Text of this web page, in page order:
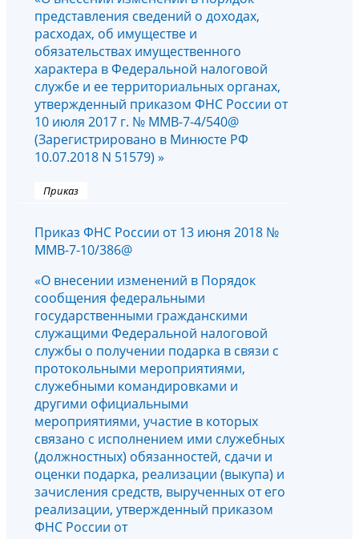
представления сведений о доходах,
расходах, об имуществе и
обязательствах имущественного
характера в Федеральной налоговой
службе и ее территориальных органах,
утвержденный приказом ФНС России от
10 июля 2017 г. № ММВ-7-4/540@
(Зарегистрировано в Минюсте РФ
10.07.2018 N 51579) »
Приказ
Приказ ФНС России от 13 июня 2018 №
ММВ-7-10/386@
«О внесении изменений в Порядок
сообщения федеральными
государственными гражданскими
служащими Федеральной налоговой
службы о получении подарка в связи с
протокольными мероприятиями,
служебными командировками и
другими официальными
мероприятиями, участие в которых
связано с исполнением ими служебных
(должностных) обязанностей, сдачи и
оценки подарка, реализации (выкупа) и
зачисления средств, вырученных от его
реализации, утвержденный приказом
ФНС России от